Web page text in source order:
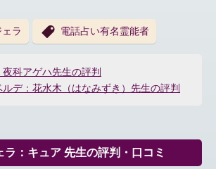
ラ 電話占い有名霊能者
科アゲハ先生の評判
デ：花水木（はなみずき）先生の評判
ラ：キュア 先生の評判・口コミ